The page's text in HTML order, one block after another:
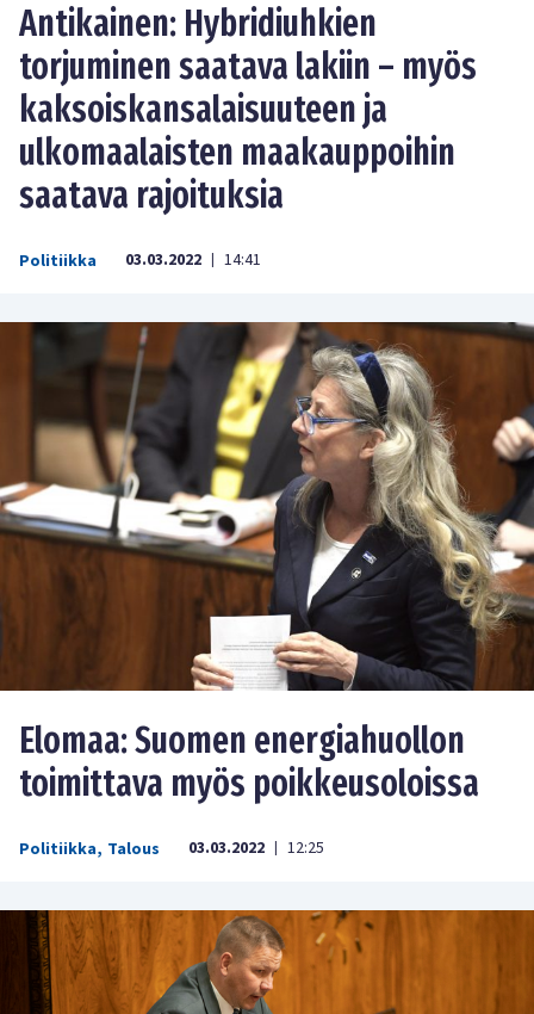
Antikainen: Hybridiuhkien
torjuminen saatava lakiin – myös
kaksoiskansalaisuuteen ja
ulkomaalaisten maakauppoihin
saatava rajoituksia
Politiikka 03.03.2022 | 14:41
Elomaa: Suomen energiahuollon
toimittava myös poikkeusoloissa
Politiikka, Talous 03.03.2022 | 12:25